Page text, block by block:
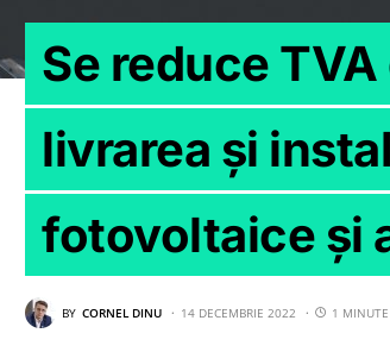
Se reduce
livrarea și
fotovoltaice și
BY CORNEL DINU 14 DECEMBRIE 2022 1 MINUTE